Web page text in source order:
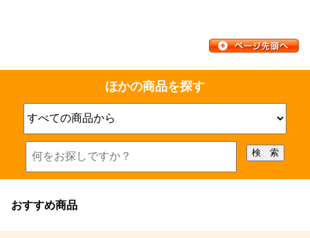
ほかの商品を探す
おすすめ商品